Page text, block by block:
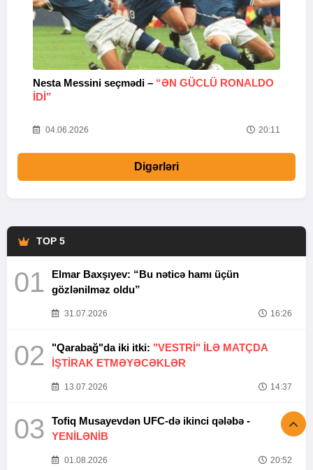
Nesta Messini seçmədi – “ƏN GÜCLÜ RONALDO
IDI”
04.06.2026 20:11
Digərləri
TOP 5
01
Elmar Baxşıyev: “Bu nəticə hamı üçün
gözlənilməz oldu”
31.07.2026 16:26
02 "Qarabağ"da iki itki: "VESTRİ" İLƏ MATÇDA
İŞTİRAK ETMƏYƏCƏKLƏR
13.07.2026 14:37
03
Tofiq Musayevdən UFC-də ikinci qələbə -
YENİLƏNİB
01.08.2026 20:52